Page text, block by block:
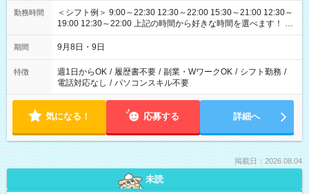
勤務時間
＜シフト例＞ 9:00～22:30 12:30～22:00 15:30～21:00 12:30～
19:00 12:30～22:00 上記の時間から好きな時間を選べます！ ※
時間は変更となる可能性があります
期間 9月8日・9日
特徴 週1日からOK / 履歴書不要 / 副業・WワークOK / シフト勤務 /
電話対応なし / パソコンスキル不要
気になる！ 応募する 詳細へ
掲載日：2026.08.04
未読